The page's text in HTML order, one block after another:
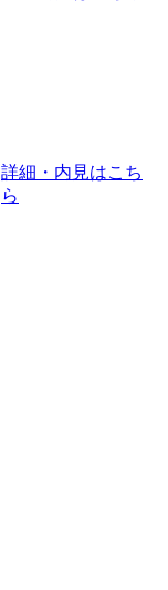
詳細・内見はこち
ら